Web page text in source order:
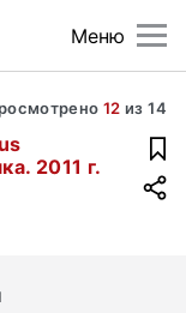
Меню
12 из14
2011 г.